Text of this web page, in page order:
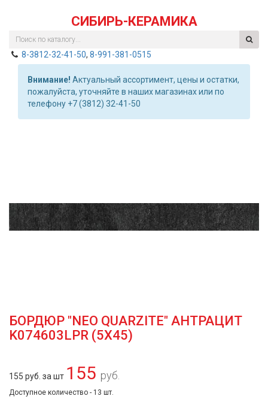
СИБИРЬ-КЕРАМИКА
8-3812-32-41-50, 8-991-381-0515
Внимание! Актуальный ассортимент, цены и остатки,
пожалуйста, уточняйте в наших магазинах или по
телефону +7 (3812) 32-41-50
Previous
БОРДЮР "NEO QUARZITE" АНТРАЦИТ
K074603LPR (5Х45)
155 руб. за шт 155 руб.
Доступное количество - 13 шт.